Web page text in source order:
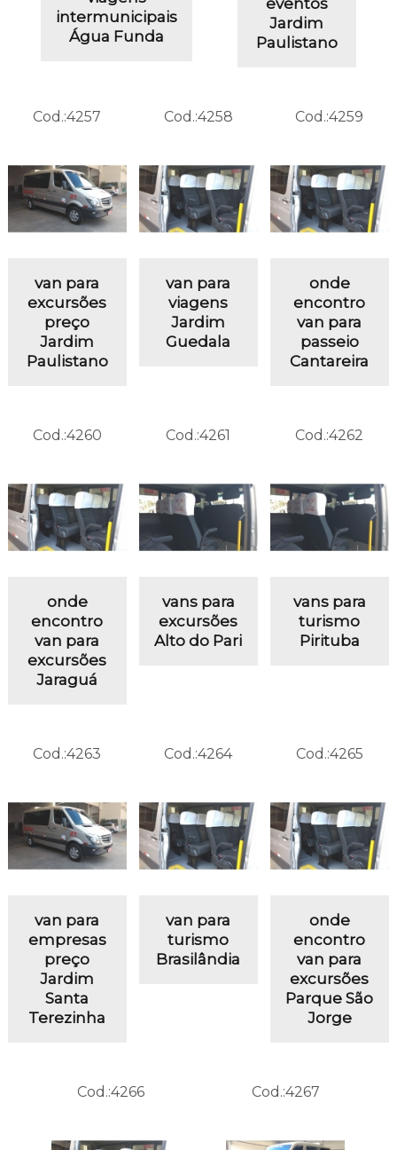
intermunicipais
Água Funda
Jardim
Paulistano
Cod.:4257
van para
excursões
preço
Jardim
Paulistano
Cod.:4258
van para
viagens
Jardim
Guedala
Cod.:4259
onde
encontro
van para
passeio
Cantareira
Cod.:4260
onde
encontro
van para
excursões
Jaraguá
Cod.:4261
vans para
excursões
Alto do Pari
Cod.:4262
vans para
turismo
Pirituba
Cod.:4263
van para
empresas
preço
Jardim
Santa
Terezinha
Cod.:4264
van para
turismo
Brasilândia
Cod.:4265
onde
encontro
van para
excursões
Parque São
Jorge
Cod.:4266 Cod.:4267